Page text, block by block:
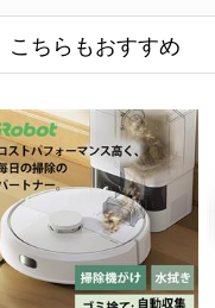
こちらもおすすめ